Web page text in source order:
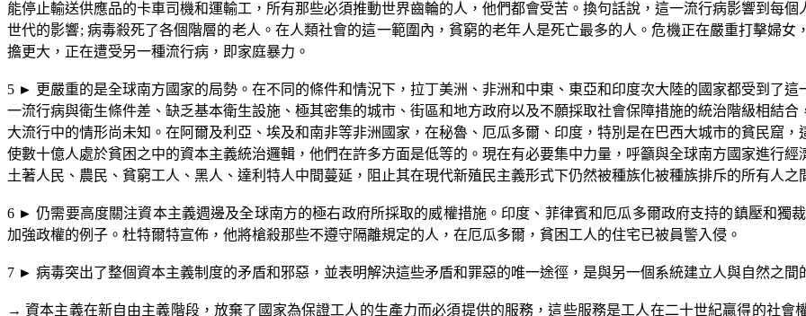
能停止輸送供應品的卡車司機和運輸工，所有那些必須推動世界齒輪的人，他們都會受苦。換句話說，這一流行病影響到每
世代的影響; 病毒殺死了各個階層的老人。在人類社會的這一範圍內，貧窮的老年人是死亡最多的人。危機正在嚴重打擊婦
擔更大，正在遭受另一種流行病，即家庭暴力。
5 ► 更嚴重的是全球南方國家的局勢。在不同的條件和情況下，拉丁美洲、非洲和中東、東亞和印度次大陸的國家都受到了
一流行病與衛生條件差、缺乏基本衛生設施、極其密集的城市、街區和地方政府以及不願採取社會保障措施的統治階級相結
大流行中的情形尚未知。在阿爾及利亞、埃及和南非等非洲國家，在秘魯、厄瓜多爾、印度，特別是在巴西大城市的貧民窟
使數十億人處於貧困之中的資本主義統治邏輯，他們在許多方面是低等的。現在有必要集中力量，呼籲與全球南方國家進行
土著人民、農民、貧窮工人、黑人、達利特人中間蔓延，阻止其在現代新殖民主義形式下仍然被種族化被種族排斥的所有人之
6 ► 仍需要高度關注資本主義週邊及全球南方的極右政府所採取的威權措施。印度、菲律賓和厄瓜多爾政府支持的鎮壓和獨
加強政權的例子。杜特爾特宣佈，他將槍殺那些不遵守隔離規定的人，在厄瓜多爾，貧困工人的住宅已被員警入侵。
7 ► 病毒突出了整個資本主義制度的矛盾和邪惡，並表明解決這些矛盾和罪惡的唯一途徑，是與另一個系統建立人與自然之間
→ 資本主義在新自由主義階段，放棄了國家為保證工人的生產力而必須提供的服務，這些服務是工人在二十世紀贏得的社